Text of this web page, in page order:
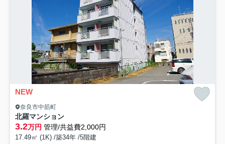
NEW
奈良市中筋町
北羅マンション
3.2万円 管理/共益費2,000円
17.49㎡ (1K) /築34年 /5階建